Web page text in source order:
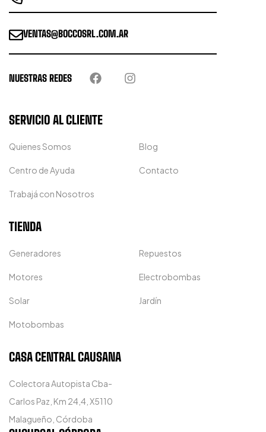
VENTAS@BOCCOSRL.COM.AR
NUESTRAS REDES
SERVICIO AL CLIENTE
Quienes Somos Blog
Centro de Ayuda Contacto
Trabajá con Nosotros
TIENDA
Generadores Repuestos
Motores Electrobombas
Solar Jardín
Motobombas
CASA CENTRAL CAUSANA
Colectora Autopista Cba-
Carlos Paz, Km 24,4, X5110
Malagueño, Córdoba